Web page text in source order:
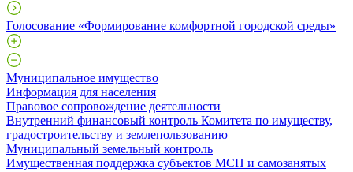
Голосование «Формирование комфортной городской среды»
Муниципальное имущество
Информация для населения
Правовое сопровождение деятельности
Внутренний финансовый контроль Комитета по имуществу,
градостроительству и землепользованию
Муниципальный земельный контроль
Имущественная поддержка субъектов МСП и самозанятых